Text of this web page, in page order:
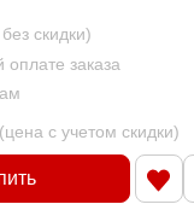
скидки)
заказа
(цена с учетом скидки)